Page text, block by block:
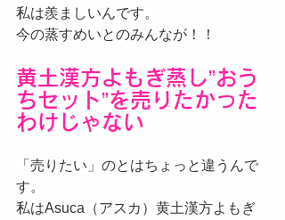
私は羨ましいんです。
今の蒸すめいとのみんなが！！
黄土漢方よもぎ蒸し”おう
ちセット”を売りたかった
わけじゃない
「売りたい」のとはちょっと違うんで
す。
私はAsuca（アスカ）黄土漢方よもぎ